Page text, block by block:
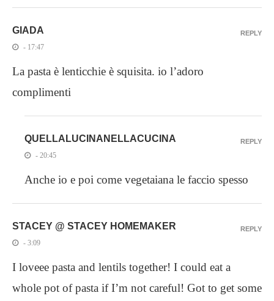
GIADA
- 17:47
La pasta è lenticchie è squisita. io l’adoro
complimenti
REPLY
QUELLALUCINANELLACUCINA
- 20:45
Anche io e poi come vegetaiana le faccio spesso
REPLY
STACEY @ STACEY HOMEMAKER
- 3:09
I loveee pasta and lentils together! I could eat a
whole pot of pasta if I’m not careful! Got to get some
REPLY